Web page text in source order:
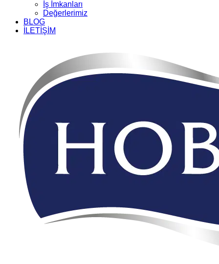
İş İmkanları
Değerlerimiz
BLOG
İLETİŞİM